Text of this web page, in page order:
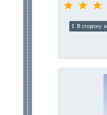
В сторону